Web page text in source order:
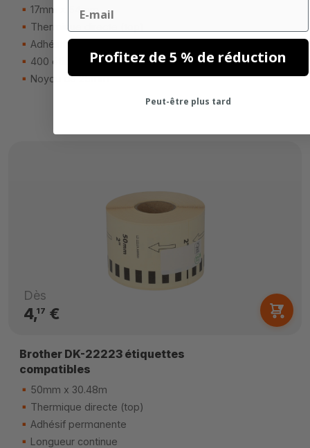
17mm x 54mm
Thermique directe (top)
Adhésif permanente
400 étiquettes
Noyau de 25mm
Dès
4,17 €
Brother DK-22223 étiquettes
compatibles
50mm x 30.48m
Thermique directe (top)
Adhésif permanente
Longueur continue
Email
Profitez de 5 % de réduction
Peut-être plus tard